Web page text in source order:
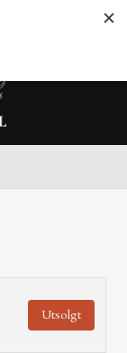
Utsolgt